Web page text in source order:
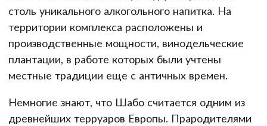
столь уникального алкогольного напитка. На
территории комплекса расположены и
производственные мощности, винодельческие
плантации, в работе которых были учтены
местные традиции еще с античных времен.
Немногие знают, что Шабо считается одним из
древнейших терруаров Европы. Прародителями